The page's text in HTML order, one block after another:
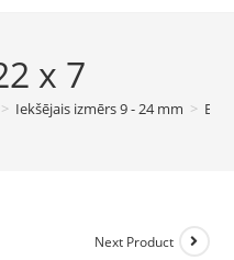
x 7
> Iekšējais izmērs 9 - 24 mm >
Next Product